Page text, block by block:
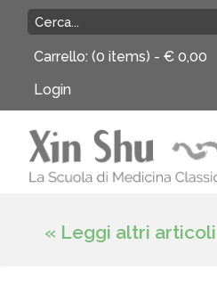
Carrello: (0 items) - € 0,00
Login
« Leggi altri